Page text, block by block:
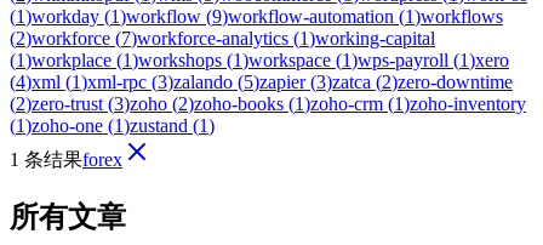
(1)workday (1)workflow (9)workflow-automation (1)workflows
(2)workforce (7)workforce-analytics (1)working-capital
(1)workplace (1)workshops (1)workspace (1)wps-payroll (1)xero
(4)xml (1)xml-rpc (3)zalando (5)zapier(3)zatca (2)zero-downtime
(2)zero-trust (3)zoho (2)zoho-books (1)zoho-crm (1)zoho-inventory
(1)zoho-one (1)zustand (1)
1 条结果forex
所有文章